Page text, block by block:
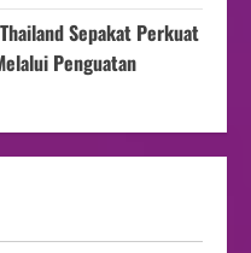
Sepakat Perkuat
Penguatan